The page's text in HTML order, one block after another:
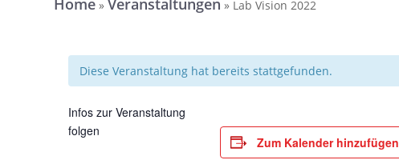
» » Lab Vision 2022
Diese Veranstaltung hat bereits stattgefunden.
Infos zur Veranstaltung
folgen
Zum Kalender hinzufügen